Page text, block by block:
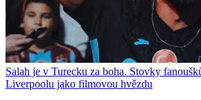
Salah je v Turecku za boha. Stovky
Liverpoolu jako filmovou hvězdu